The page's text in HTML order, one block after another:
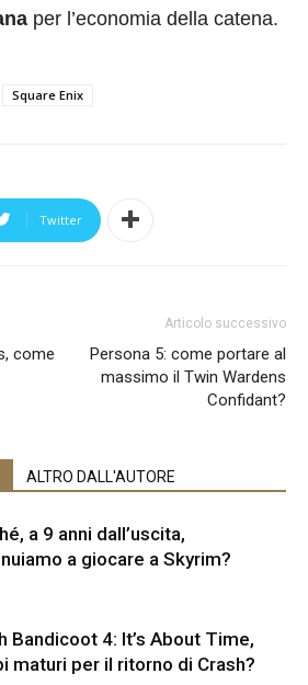
per l’economia della catena.
Square Enix
Twitter
come
Articolo successivo
Persona 5: come portare al
massimo il Twin Wardens
Confidant?
ALTRO DALL'AUTORE
a 9 anni dall’uscita,
a giocare a Skyrim?
Bandicoot 4: It’s About Time,
maturi per il ritorno di Crash?